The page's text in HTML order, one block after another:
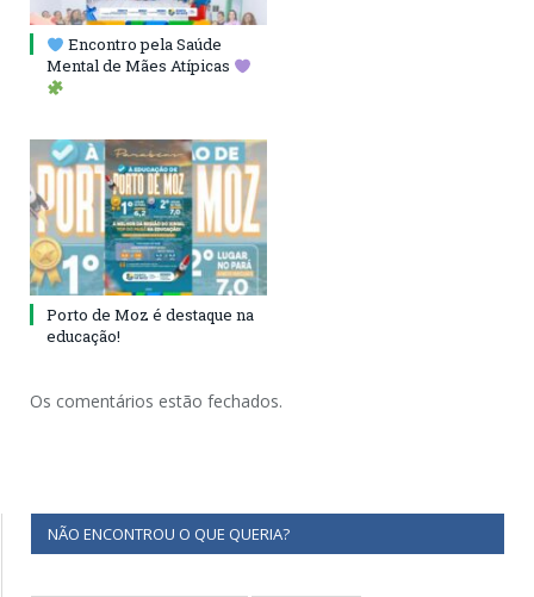
Encontro pela Saúde
Mental de Mães Atípicas
Porto de Moz é destaque na
educação!
Os comentários estão fechados.
NÃO ENCONTROU O QUE QUERIA?